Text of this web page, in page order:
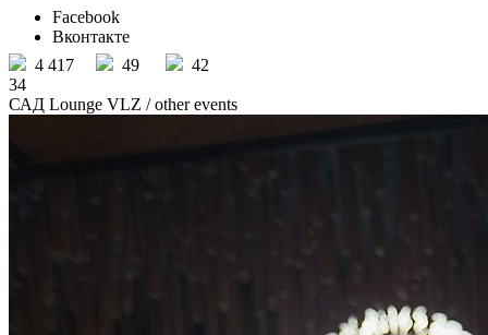
Facebook
Вконтакте
4 417
49
42
34
САД Lounge VLZ / other events